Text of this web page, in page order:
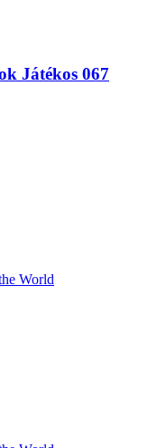
Játékos 067
World